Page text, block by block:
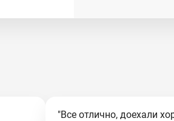
"Все отлично, доехали